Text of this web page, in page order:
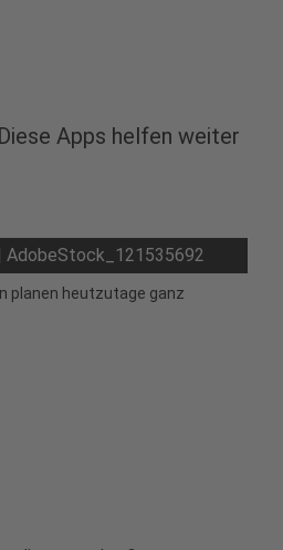
Apps helfen weiter
AdobeStock_121535692
planen heutzutage ganz